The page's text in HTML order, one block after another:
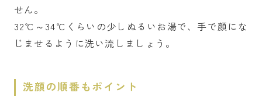
せん。
32℃～34℃くらいの少しぬるいお湯で、手で顔にな
じませるように洗い流しましょう。
洗顔の順番もポイント